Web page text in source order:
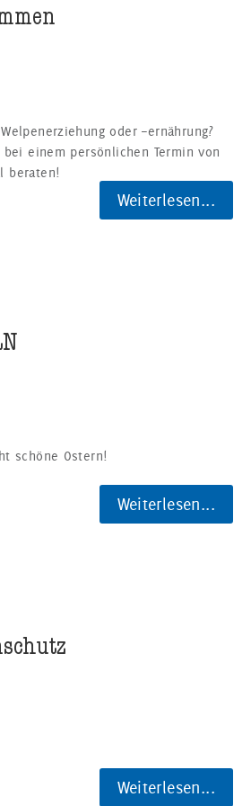
oder –ernährung?
bei einem persönlichen Termin von
beraten!
Weiterlesen...
schöne Ostern!
Weiterlesen...
Weiterlesen...